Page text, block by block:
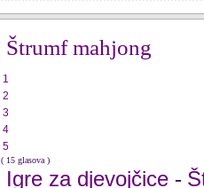
Štrumf mahjong
1
2
3
4
5
( 15 glasova )
Igre za djevojčice -